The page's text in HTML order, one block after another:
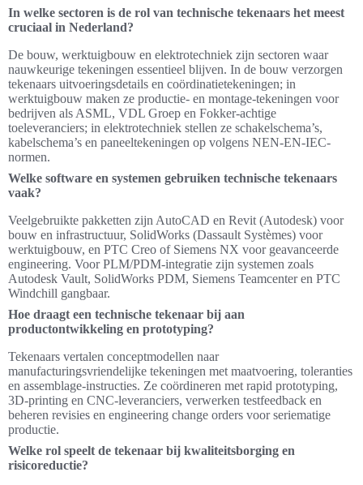
In welke sectoren is de rol van technische tekenaars het meest
cruciaal in Nederland?
De bouw, werktuigbouw en elektrotechniek zijn sectoren waar
nauwkeurige tekeningen essentieel blijven. In de bouw verzorgen
tekenaars uitvoeringsdetails en coördinatietekeningen; in
werktuigbouw maken ze productie- en montage-tekeningen voor
bedrijven als ASML, VDL Groep en Fokker-achtige
toeleveranciers; in elektrotechniek stellen ze schakelschema’s,
kabelschema’s en paneeltekeningen op volgens NEN-EN-IEC-
normen.
Welke software en systemen gebruiken technische tekenaars
vaak?
Veelgebruikte pakketten zijn AutoCAD en Revit (Autodesk) voor
bouw en infrastructuur, SolidWorks (Dassault Systèmes) voor
werktuigbouw, en PTC Creo of Siemens NX voor geavanceerde
engineering. Voor PLM/PDM-integratie zijn systemen zoals
Autodesk Vault, SolidWorks PDM, Siemens Teamcenter en PTC
Windchill gangbaar.
Hoe draagt een technische tekenaar bij aan
productontwikkeling en prototyping?
Tekenaars vertalen conceptmodellen naar
manufacturingsvriendelijke tekeningen met maatvoering, toleranties
en assemblage-instructies. Ze coördineren met rapid prototyping,
3D-printing en CNC-leveranciers, verwerken testfeedback en
beheren revisies en engineering change orders voor seriematige
productie.
Welke rol speelt de tekenaar bij kwaliteitsborging en
risicoreductie?